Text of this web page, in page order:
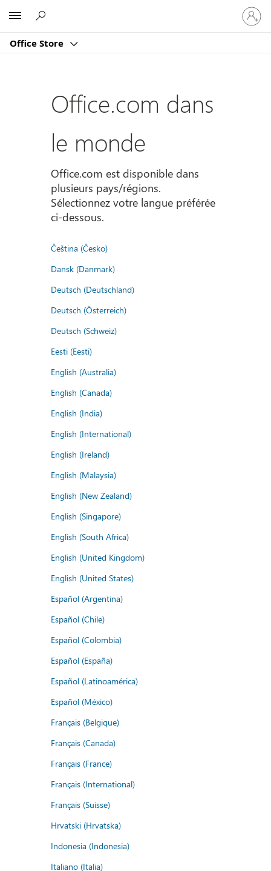
Office Store
vous
à
compte
Office.com dans
le monde
Office.com est disponible dans
plusieurs pays/régions.
Sélectionnez votre langue préférée
ci-dessous.
Čeština (Česko)
Dansk (Danmark)
Deutsch (Deutschland)
Deutsch (Österreich)
Deutsch (Schweiz)
Eesti (Eesti)
English (Australia)
English (Canada)
English (India)
English (International)
English (Ireland)
English (Malaysia)
English (New Zealand)
English (Singapore)
English (South Africa)
English (United Kingdom)
English (United States)
Español (Argentina)
Español (Chile)
Español (Colombia)
Español (España)
Español (Latinoamérica)
Español (México)
Français (Belgique)
Français (Canada)
Français (France)
Français (International)
Français (Suisse)
Hrvatski (Hrvatska)
Indonesia (Indonesia)
Italiano (Italia)